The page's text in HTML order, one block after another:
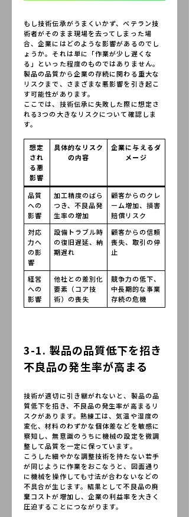
もし技術伝承がうまくいかず、ベテラン技
術者がそのまま現場を去ってしまった場
合、企業にはどのような影響があるのでし
ょうか。それは単に「作業が少し遅くな
る」といった程度のものではありません。
製品の品質から企業の存続に関わる重大な
リスクまで、さまざまな悪影響を引き起こ
す可能性があります。
ここでは、技術伝承に失敗した際に想定さ
れる3つの大きなリスクについて確認しま
す。
想定
され
る悪
影響
具体的なリスク
の内容
企業に与えるダ
メージ
品質
への
影響
加工精度のばら
つき、不良品発
生率の増加
顧客からのクレ
ーム増加、損害
賠償リスク
対応
力へ
の影
響
設備トラブル時
の復旧遅延、納
期遅れ
顧客からの信頼
喪失、取引の停
止
経営
への
影響
他社との差別化
要素（コア技
術）の喪失
競争力の低下、
中長期的な事業
存続の危機
3-1. 製品の品質低下を招き
不良品の発生率が高まる
技術が適切に引き継がれないと、製品の品
質低下を招き、不良品の発生率が高まるリ
スクがあります。熟練工は、気温や湿度の
変化、材料のわずかな個体差などを敏感に
察知し、無意識のうちに機械の設定を微調
整して品質を一定に保っています。
こうした細やかな調整技術を持たない若手
が同じように作業をおこなうと、図面通り
に機械を操作しても寸法が合わないなどの
不具合が生じます。結果として不良品の廃
棄コストが増加し、企業の利益率を大きく
圧迫することにつながります。